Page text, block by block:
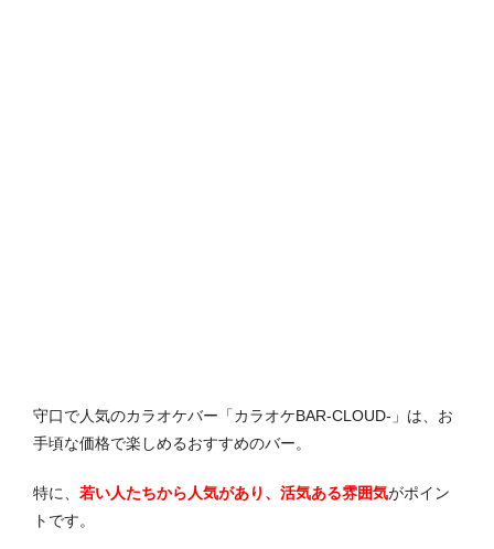
守口で人気のカラオケバー「カラオケBAR-CLOUD-」は、お
手頃な価格で楽しめるおすすめのバー。
特に、 若い人たちから人気があり、活気ある雰囲気がポイン
トです。